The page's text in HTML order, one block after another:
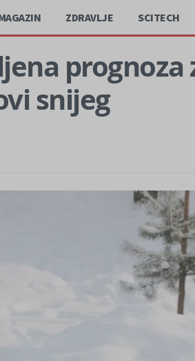
ZDRAVLJE SCITECH
prognoza
snijeg